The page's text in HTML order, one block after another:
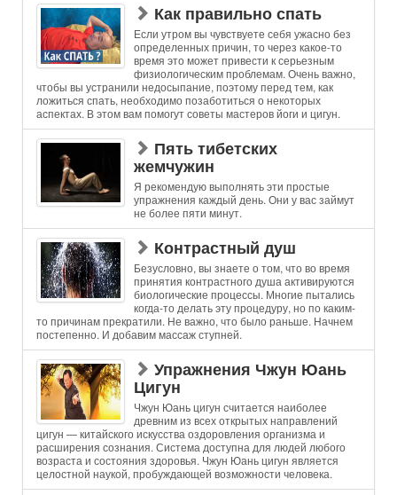
Как правильно спать
Если утром вы чувствуете себя ужасно без
определенных причин, то через какое-то
время это может привести к серьезным
физиологическим проблемам. Очень важно,
чтобы вы устранили недосыпание, поэтому перед тем, как
ложиться спать, необходимо позаботиться о некоторых
аспектах. В этом вам помогут советы мастеров йоги и цигун.
Пять тибетских
жемчужин
Я рекомендую выполнять эти простые
упражнения каждый день. Они у вас займут
не более пяти минут.
Контрастный душ
Безусловно, вы знаете о том, что во время
принятия контрастного душа активируются
биологические процессы. Многие пытались
когда-то делать эту процедуру, но по каким-
то причинам прекратили. Не важно, что было раньше. Начнем
постепенно. И добавим массаж ступней.
Упражнения Чжун Юань
Цигун
Чжун Юань цигун считается наиболее
древним из всех открытых направлений
цигун — китайского искусства оздоровления организма и
расширения сознания. Система доступна для людей любого
возраста и состояния здоровья. Чжун Юань цигун является
целостной наукой, пробуждающей возможности человека.